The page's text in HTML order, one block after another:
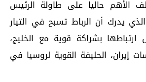
الأهم حاليا على طاولة الرئيس
الذي يدرك أن الرباط تسبح في التيار
بشراكة قوية مع الخليج،
إيران، الحليفة القوية لروسيا في